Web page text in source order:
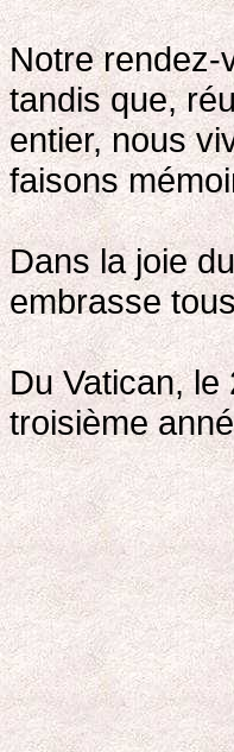
Notre rendez-
tandis que,
entier, nous
faisons
Dans la joie
embrasse
Du Vatican,
troisième